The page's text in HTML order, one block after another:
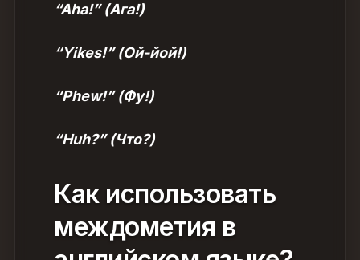
“Aha!” (Ага!)
“Yikes!” (Ой-йой!)
“Phew!” (Фу!)
“Huh?” (Что?)
Как использовать
междометия в